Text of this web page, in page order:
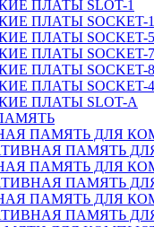
ПЛАТЫ SLOT-1
ПЛАТЫ SOCKET-
ПЛАТЫ SOCKET-5
ПЛАТЫ SOCKET-7
ПЛАТЫ SOCKET-8
ПЛАТЫ SOCKET-4
ПЛАТЫ SLOT-A
ПАМЯТЬ ДЛЯ
ПАМЯТЬ
ПАМЯТЬ ДЛЯ
ПАМЯТЬ
ПАМЯТЬ ДЛЯ
ПАМЯТЬ